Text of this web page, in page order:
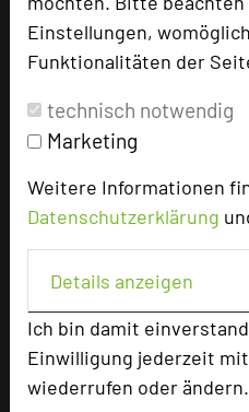
Einstellungen,
Funktionalitäten der
technisch notwendig
Marketing
Weitere Informationen
Datenschutzerklärung
Details anzeigen
Ich bin damit
Einwilligung jederzeit
wiederrufen oder ändern.
Parlamentarisch
Reihenbestuhlung
Tagungsräume
Ausstellungsfläche
Zimmer
Einzelzimmer
Juniorsuiten
Besonders geeignet
Seminar, Konferenz, Klausur